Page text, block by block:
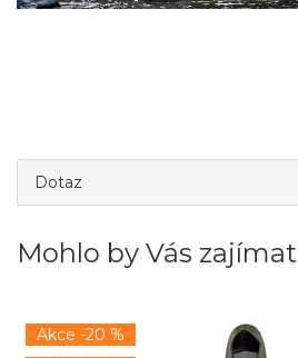
Dotaz
Mohlo by Vás zajímat
Akce -20 %